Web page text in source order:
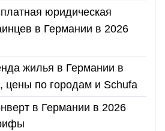
юридическая
в Германии в 2026
жилья в Германии в
цены по городам и Schufa
в Германии в 2026